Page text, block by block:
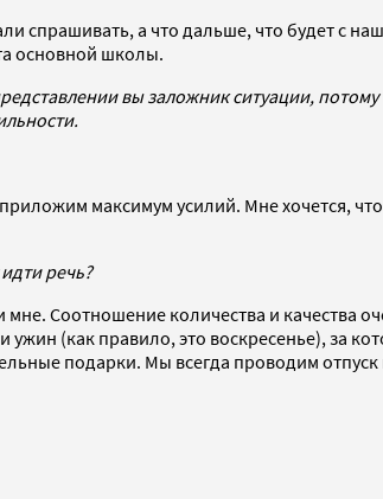
спрашивать, а что дальше, что будет с
основной школы.
вы заложник ситуации,
приложим максимум усилий. Мне хочется,
речь?
Соотношение количества и качества
(как правило, это воскресенье), за
подарки. Мы всегда проводим отпуск